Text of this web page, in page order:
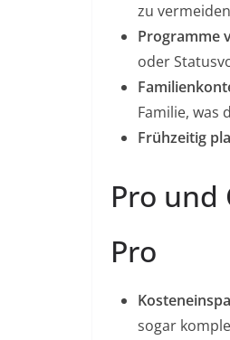
zu
Programme
oder
Familie, was
Frühzeitig
Pro und
Pro
sogar